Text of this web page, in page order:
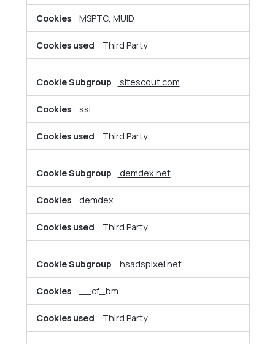
MSPTC, MUID
Third Party
sitescout.com
ssi
Third Party
demdex.net
demdex
Third Party
hsadspixel.net
__cf_bm
Third Party